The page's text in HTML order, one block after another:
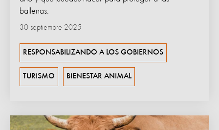
ballenas.
30 septiembre 2025
RESPONSABILIZANDO A LOS GOBIERNOS
TURISMO BIENESTAR ANIMAL